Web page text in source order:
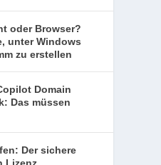
oder Browser?
unter Windows
zu erstellen
Domain
Das müssen
Der sichere